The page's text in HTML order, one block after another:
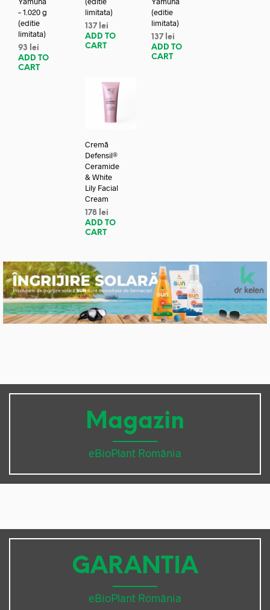
– 1.020 g
(editie
limitata)
93
lei
ADD TO
CART
limitata)
137 lei
ADD TO
CART
(editie
limitata)
137 lei
ADD TO
CART
Cremă
Defensil®
Ceramide
& White
Lily Facial
Cream
178 lei
ADD TO
CART
Magazin
eBioPlant România
GARANTIA
eBioPlant România